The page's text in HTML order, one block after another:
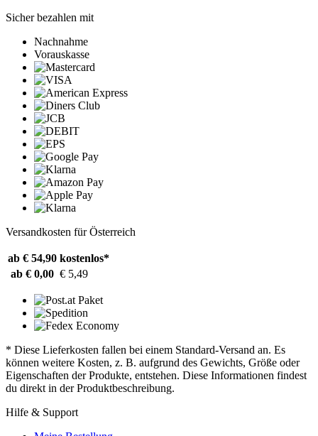
Sicher bezahlen mit
Nachnahme
Vorauskasse
Versandkosten für Österreich
ab € 54,90 kostenlos*
ab € 0,00 € 5,49
* Diese Lieferkosten fallen bei einem Standard-Versand an. Es
können weitere Kosten, z. B. aufgrund des Gewichts, Größe oder
Eigenschaften der Produkte, entstehen. Diese Informationen findest
du direkt in der Produktbeschreibung.
Hilfe & Support